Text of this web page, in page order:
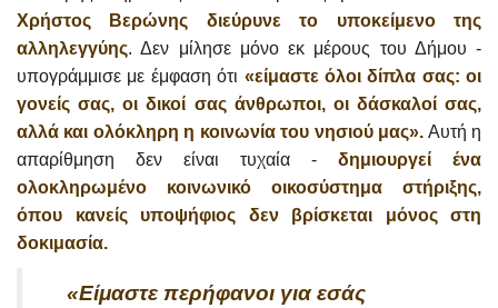
Χρήστος Βερώνης διεύρυνε το υποκείμενο της
αλληλεγγύης. Δεν μίλησε μόνο εκ μέρους του Δήμου -
υπογράμμισε με έμφαση ότι «είμαστε όλοι δίπλα σας: οι
γονείς σας, οι δικοί σας άνθρωποι, οι δάσκαλοί σας,
αλλά και ολόκληρη η κοινωνία του νησιού μας». Αυτή η
απαρίθμηση δεν είναι τυχαία - δημιουργεί ένα
ολοκληρωμένο κοινωνικό οικοσύστημα στήριξης,
όπου κανείς υποψήφιος δεν βρίσκεται μόνος στη
δοκιμασία.
«Είμαστε περήφανοι για εσάς